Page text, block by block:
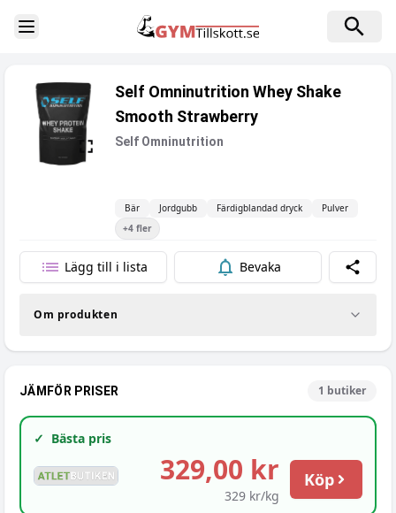
Toggle Sidebar
Self Omninutrition Whey Shake
Smooth Strawberry
Self Omninutrition
Bär Jordgubb Färdigblandad dryck
Pulver
+4 fler
Lägg till i lista Bevaka Dela
Om produkten
JÄMFÖR PRISER 1 butiker
✓ Bästa pris
329,00 kr
329 kr/kg
Köp